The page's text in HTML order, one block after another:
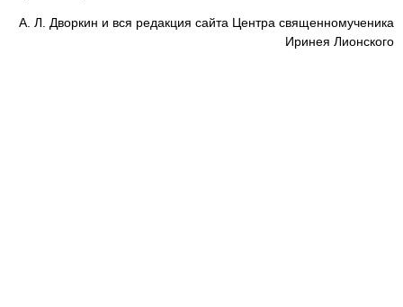
А. Л. Дворкин и вся редакция сайта Центра священномученика
Иринея Лионского